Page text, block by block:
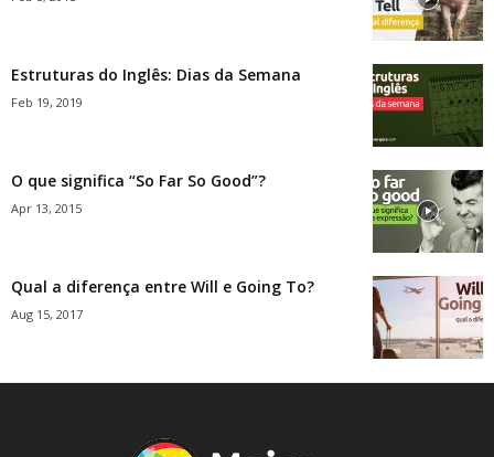
Estruturas do Inglês: Dias da Semana
Feb 19, 2019
O que significa “So Far So Good”?
Apr 13, 2015
Qual a diferença entre Will e Going To?
Aug 15, 2017